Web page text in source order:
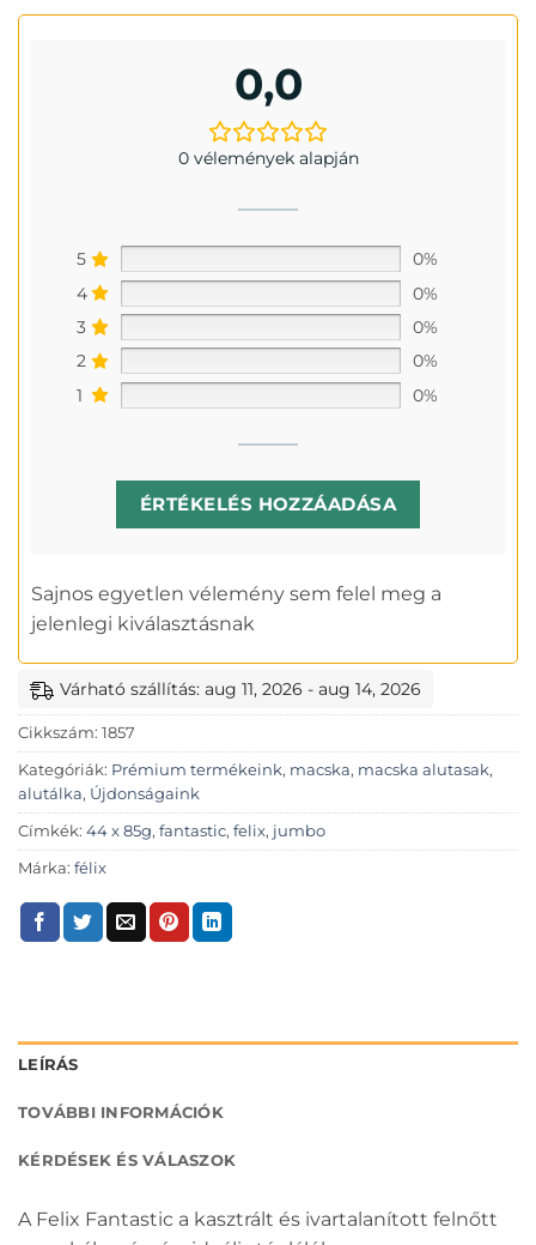
0,0
0 vélemények alapján
5
0%
4
0%
3
0%
2
0%
1
0%
ÉRTÉKELÉS HOZZÁADÁSA
Sajnos egyetlen vélemény sem felel meg a
jelenlegi kiválasztásnak
Várható szállítás: aug 11, 2026 - aug 14, 2026
Cikkszám: 1857
Kategóriák: Prémium termékeink, macska, macska alutasak,
alutálka, Újdonságaink
Címkék: 44 x 85g, fantastic, felix, jumbo
Márka: félix
LEÍRÁS
TOVÁBBI INFORMÁCIÓK
KÉRDÉSEK ÉS VÁLASZOK
A Felix Fantastic a kasztrált és ivartalanított felnőtt